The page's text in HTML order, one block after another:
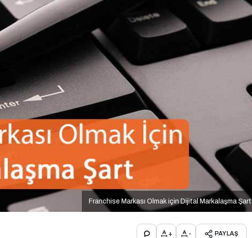
Franchise Markası Olmak için Dijital Markalaşma Şart
+ - PAYLAŞ